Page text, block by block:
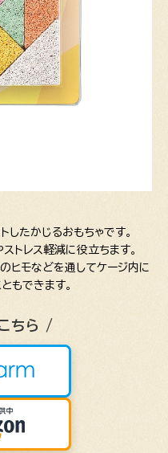
たかじるおもちゃです。
トレス軽減に役立ちます。
ヒモなどを通してケージ内に
もできます。
ちら /